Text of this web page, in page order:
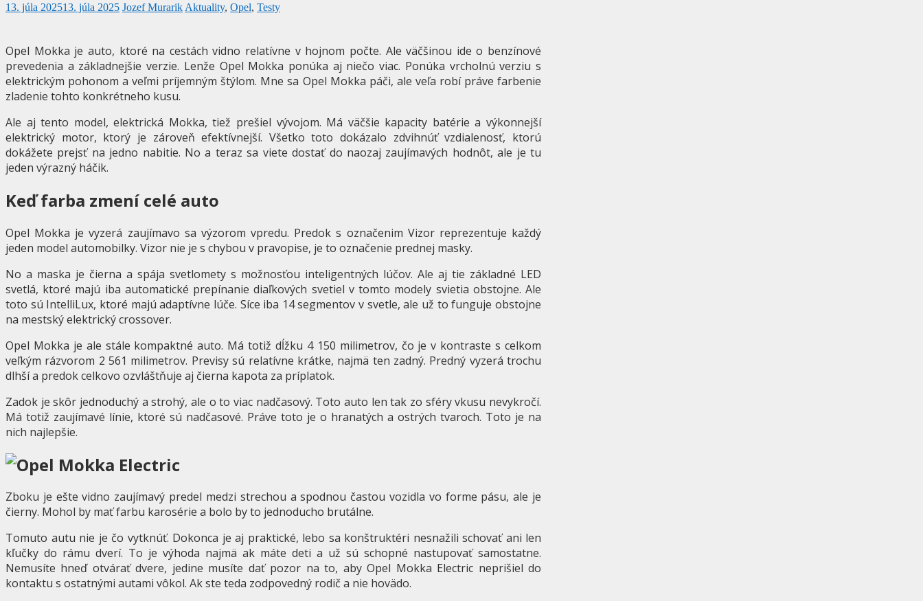
13. júla 202513. júla 2025 Jozef Murarik Aktuality, Opel, Testy
Opel Mokka je auto, ktoré na cestách vidno relatívne v hojnom počte. Ale väčšinou ide o benzínové
prevedenia a základnejšie verzie. Lenže Opel Mokka ponúka aj niečo viac. Ponúka vrcholnú verziu s
elektrickým pohonom a veľmi príjemným štýlom. Mne sa Opel Mokka páči, ale veľa robí práve farbenie
zladenie tohto konkrétneho kusu.
Ale aj tento model, elektrická Mokka, tiež prešiel vývojom. Má väčšie kapacity batérie a výkonnejší
elektrický motor, ktorý je zároveň efektívnejší. Všetko toto dokázalo zdvihnúť vzdialenosť, ktorú
dokážete prejsť na jedno nabitie. No a teraz sa viete dostať do naozaj zaujímavých hodnôt, ale je tu
jeden výrazný háčik.
Keď farba zmení celé auto
Opel Mokka je vyzerá zaujímavo sa výzorom vpredu. Predok s označenim Vizor reprezentuje každý
jeden model automobilky. Vizor nie je s chybou v pravopise, je to označenie prednej masky.
No a maska je čierna a spája svetlomety s možnosťou inteligentných lúčov. Ale aj tie základné LED
svetlá, ktoré majú iba automatické prepínanie diaľkových svetiel v tomto modely svietia obstojne. Ale
toto sú IntelliLux, ktoré majú adaptívne lúče. Síce iba 14 segmentov v svetle, ale už to funguje obstojne
na mestský elektrický crossover.
Opel Mokka je ale stále kompaktné auto. Má totiž dĺžku 4 150 milimetrov, čo je v kontraste s celkom
veľkým rázvorom 2 561 milimetrov. Previsy sú relatívne krátke, najmä ten zadný. Predný vyzerá trochu
dlhší a predok celkovo ozvláštňuje aj čierna kapota za príplatok.
Zadok je skôr jednoduchý a strohý, ale o to viac nadčasový. Toto auto len tak zo sféry vkusu nevykročí.
Má totiž zaujímavé línie, ktoré sú nadčasové. Práve toto je o hranatých a ostrých tvaroch. Toto je na
nich najlepšie.
Zboku je ešte vidno zaujímavý predel medzi strechou a spodnou častou vozidla vo forme pásu, ale je
čierny. Mohol by mať farbu karosérie a bolo by to jednoducho brutálne.
Tomuto autu nie je čo vytknúť. Dokonca je aj praktické, lebo sa konštruktéri nesnažili schovať ani len
kľučky do rámu dverí. To je výhoda najmä ak máte deti a už sú schopné nastupovať samostatne.
Nemusíte hneď otvárať dvere, jedine musíte dať pozor na to, aby Opel Mokka Electric neprišiel do
kontaktu s ostatnými autami vôkol. Ak ste teda zodpovedný rodič a nie hovädo.